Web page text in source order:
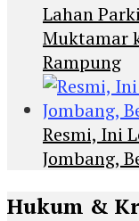
Lahan
Muktamar
Rampung
Resmi, Ini
Jombang,
Hukum &